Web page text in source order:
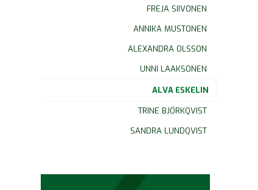
FREJA SIIVONEN
ANNIKA MUSTONEN
ALEXANDRA OLSSON
UNNI LAAKSONEN
ALVA ESKELIN
TRINE BJÖRKQVIST
SANDRA LUNDQVIST